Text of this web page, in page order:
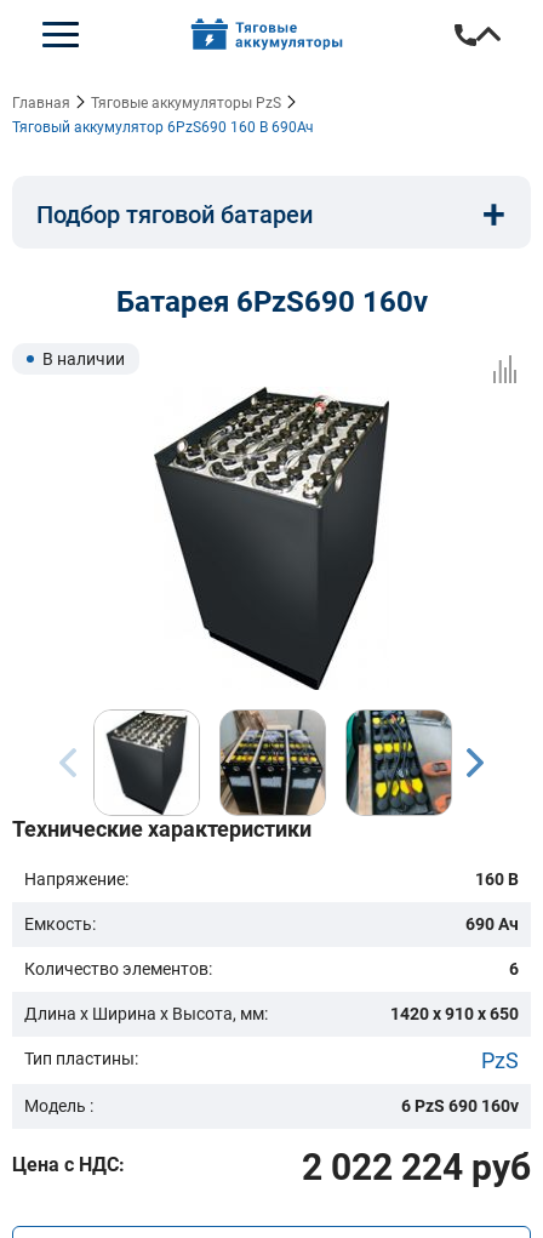
Главная
Тяговые аккумуляторы PzS
Тяговый аккумулятор 6PzS690 160 В 690Ач
Подбор тяговой батареи
Тип:
Высота, мм:
Модель:
Сначала выберите бренд
Очистить подбор
+
Батарея 6PzS690 160v
В наличии
Технические характеристики
Напряжение: 160 В
Емкость: 690 Ач
Количество элементов: 6
Длина х Ширина х Высота, мм: 1420 x 910 x 650
Тип пластины: PzS
Модель : 6 PzS 690 160v
Цена с НДС: 2 022 224 руб